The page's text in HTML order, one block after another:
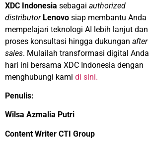
XDC Indonesia sebagai authorized
distributor Lenovo siap membantu Anda
mempelajari teknologi AI lebih lanjut dan
proses konsultasi hingga dukungan after
sales. Mulailah transformasi digital Anda
hari ini bersama XDC Indonesia dengan
menghubungi kami di sini.
Penulis:
Wilsa Azmalia Putri
Content Writer CTI Group